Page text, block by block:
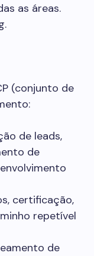
as áreas.
(conjunto de
de leads,
de
certificação,
repetível
de